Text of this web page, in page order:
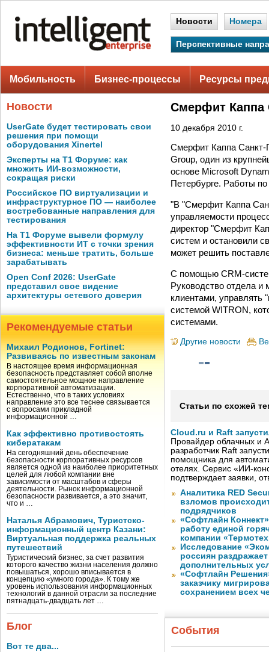
Новости Номера
Перспективные
Мобильность Бизнес-процессы Ресурсы
Новости
UserGate будет тестировать свои
решения при помощи
оборудования Xinertel
Эксперты на Т1 Форуме: как
множить ИИ-возможности,
сокращая риски
Российское ПО виртуализации и
инфраструктурное ПО — наиболее
востребованные направления для
тестирования
На Т1 Форуме вывели формулу
эффективности ИТ с точки зрения
бизнеса: меньше тратить, больше
зарабатывать
Open Conf 2026: UserGate
представил свое видение
архитектуры сетевого доверия
Рекомендуемые статьи
Михаил Родионов, Fortinet:
Развиваясь по известным законам
В настоящее время информационная
безопасность представляет собой вполне
самостоятельное мощное направление
корпоративной автоматизации.
Естественно, что в таких условиях
направление это все теснее связывается
с вопросами прикладной
информационной …
Как эффективно противостоять
кибератакам
На сегодняшний день обеспечение
безопасности корпоративных ресурсов
является одной из наиболее приоритетных
целей для любой компании вне
зависимости от масштабов и сферы
деятельности. Рынок информационной
безопасности развивается, а это значит,
что и …
Наталья Абрамович, Туристско-
информационный центр Казани:
Виртуальная поддержка реальных
путешествий
Туристический бизнес, за счет развития
которого качество жизни населения должно
повышаться, хорошо вписывается в
концепцию «умного города». К тому же
уровень использования информационных
технологий в данной отрасли за последние
пятнадцать-двадцать лет …
Блог
Вот те два...
Смерфит Каппа
10 декабря 2010 г.
Смерфит Каппа Санкт-
Group, один из
основе Microsoft
Петербурге. Работы
"В "Смерфит Каппа
управляемости
директор "Смерфит
систем и остановили
может решить
С помощью CRM-
Руководство отдела и
клиентами, управлять
системой WITRON,
системами.
Другие новости
Статьи по схожей
Cloud.ru и Raft
Провайдер облачных и
разработчик Raft
помощника для
отелях. Сервис «ИИ-
подтверждает заявки,
Аналитика RED
взломов
подрядчиков
«Софтлайн
работу единой
компании
Исследование
россиян
дополнительных
«Софтлайн
заказчику
сохранением всех
События